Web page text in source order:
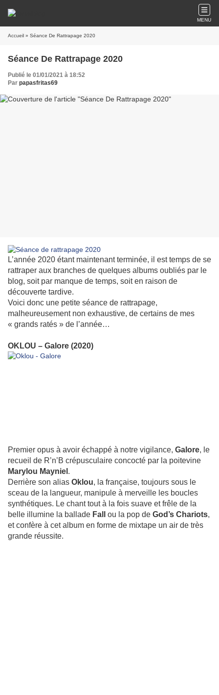
MENU
Accueil » Séance De Rattrapage 2020
Séance De Rattrapage 2020
Publié le 01/01/2021 à 18:52
Par papasfritas69
L’année 2020 étant maintenant terminée, il est temps de se
rattraper aux branches de quelques albums oubliés par le
blog, soit par manque de temps, soit en raison de
découverte tardive.
Voici donc une petite séance de rattrapage,
malheureusement non exhaustive, de certains de mes
« grands ratés » de l’année…
OKLOU – Galore (2020)
Premier opus à avoir échappé à notre vigilance, Galore, le
recueil de R’n’B crépusculaire concocté par la poitevine
Marylou Mayniel .
Derrière son alias Oklou, la française, toujours sous le
sceau de la langueur, manipule à merveille les boucles
synthétiques. Le chant tout à la fois suave et frêle de la
belle illumine la ballade Fall ou la pop de God’s Chariots,
et confère à cet album en forme de mixtape un air de très
grande réussite.